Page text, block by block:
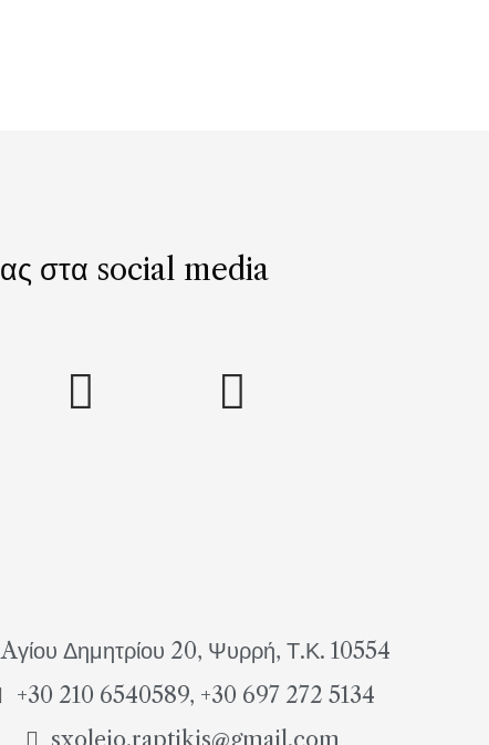
στα social media
Aγίου Δημητρίου 20, Ψυρρή, Τ.Κ. 10554
+30 210 6540589, +30 697 272 5134
sxoleio.raptikis@gmail.com